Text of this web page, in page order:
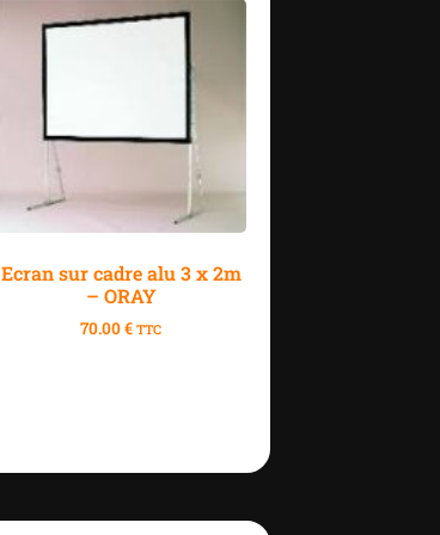
Ecran sur cadre alu 3 x 2m
– ORAY
70.00€ TTC